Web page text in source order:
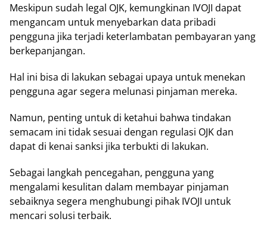
Meskipun sudah legal OJK, kemungkinan IVOJI dapat
mengancam untuk menyebarkan data pribadi
pengguna jika terjadi keterlambatan pembayaran yang
berkepanjangan.
Hal ini bisa di lakukan sebagai upaya untuk menekan
pengguna agar segera melunasi pinjaman mereka.
Namun, penting untuk di ketahui bahwa tindakan
semacam ini tidak sesuai dengan regulasi OJK dan
dapat di kenai sanksi jika terbukti di lakukan.
Sebagai langkah pencegahan, pengguna yang
mengalami kesulitan dalam membayar pinjaman
sebaiknya segera menghubungi pihak IVOJI untuk
mencari solusi terbaik.